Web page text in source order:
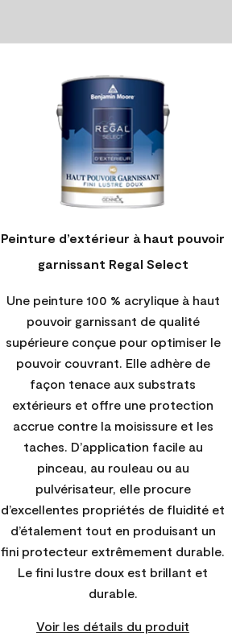
Peinture d’extérieur à haut pouvoir
garnissant Regal Select
Une peinture 100 % acrylique à haut
pouvoir garnissant de qualité
supérieure conçue pour optimiser le
pouvoir couvrant. Elle adhère de
façon tenace aux substrats
extérieurs et offre une protection
accrue contre la moisissure et les
taches. D’application facile au
pinceau, au rouleau ou au
pulvérisateur, elle procure
d’excellentes propriétés de fluidité et
d’étalement tout en produisant un
fini protecteur extrêmement durable.
Le fini lustre doux est brillant et
durable.
Voir les détails du produit